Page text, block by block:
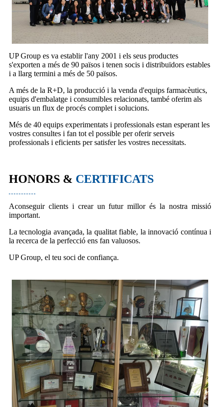
UP Group es va establir l'any 2001 i els seus productes
s'exporten a més de 90 països i tenen socis i distribuïdors estables
i a llarg termini a més de 50 països.
A més de la R+D, la producció i la venda d'equips farmacèutics,
equips d'embalatge i consumibles relacionats, també oferim als
usuaris un flux de procés complet i solucions.
Més de 40 equips experimentats i professionals estan esperant les
vostres consultes i fan tot el possible per oferir serveis
professionals i eficients per satisfer les vostres necessitats.
HONORS & CERTIFICATS
Aconseguir clients i crear un futur millor és la nostra missió
important.
La tecnologia avançada, la qualitat fiable, la innovació contínua i
la recerca de la perfecció ens fan valuosos.
UP Group, el teu soci de confiança.